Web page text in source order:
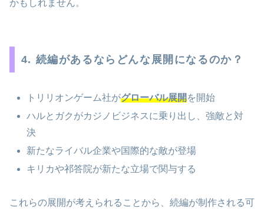
かもしれません。
4. 続編があるならどんな展開になるのか？
トリリオンゲーム社がグローバル展開を開始
ハルとガクがカジノビジネスに乗り出し、強敵と対
決
新たなライバル企業や国際的な敵が登場
キリカや祁答院が新たな立場で関与する
これらの展開が考えられることから、続編が制作される可